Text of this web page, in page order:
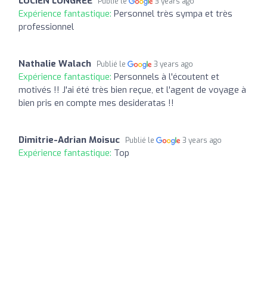
Expérience fantastique: Personnel très sympa et très
professionnel
Nathalie Walach Publié le 3 years ago
Expérience fantastique: Personnels à l'écoutent et
motivés !! J'ai été très bien reçue, et l'agent de voyage à
bien pris en compte mes desideratas !!
Dimitrie-Adrian Moisuc Publié le 3 years ago
Expérience fantastique: Top